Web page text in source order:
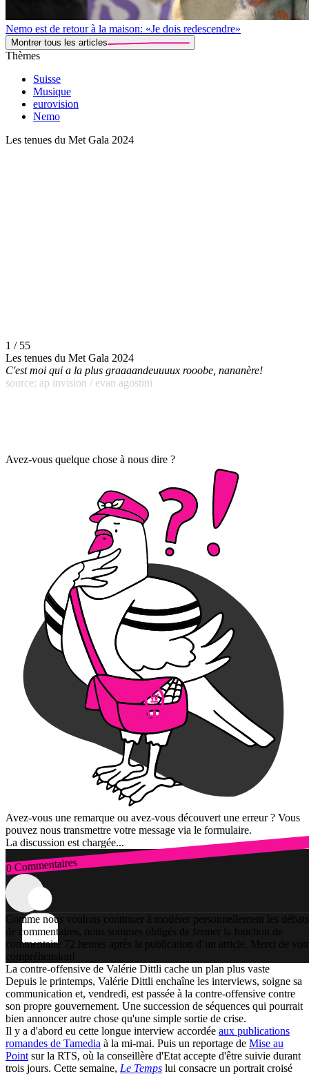
Nemo est de retour à la maison: «Je dois redescendre»
Montrer tous les articles
Thèmes
Suisse
Musique
eurovision
Nemo
Les tenues du Met Gala 2024
1 / 55
Les tenues du Met Gala 2024
C'est moi qui a la plus graaaandeuuuux rooobe, nananère!
source: ap invision / evan agostini
Avez-vous quelque chose à nous dire ?
Avez-vous une remarque ou avez-vous découvert une erreur ? Vous
pouvez nous transmettre votre message via le formulaire.
La discussion est chargée...
0 Commentaires
Connexion
Comme nous voulons continuer à modérer personnellement les débats
de commentaires, nous sommes obligés de fermer la fonction de
commentaire 72 heures après la publication d’un article. Merci de
compréhension!
La contre-offensive de Valérie Dittli cache un plan plus vaste
Depuis le printemps, Valérie Dittli enchaîne les interviews, soigne sa
communication et, vendredi, est passée à la contre-offensive contre
son propre gouvernement. Une succession de séquences qui pourrait
bien annoncer autre chose qu'une simple sortie de crise.
Il y a d'abord eu cette longue interview accordée aux publications
romandes de Tamedia à la mi-mai. Puis un reportage de Mise au
Point sur la RTS, où la conseillère d'Etat accepte d'être suivie durant
trois jours. Cette semaine, Le Temps lui consacre un portrait croisé